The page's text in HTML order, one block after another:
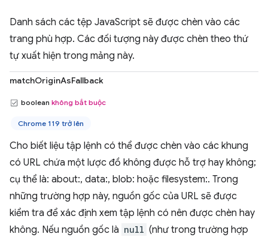
Danh sách các tệp JavaScript sẽ được chèn vào các
trang phù hợp. Các đối tượng này được chèn theo thứ
tự xuất hiện trong mảng này.
matchOriginAsFallback
boolean không bắt buộc
Chrome 119 trở lên
Cho biết liệu tập lệnh có thể được chèn vào các khung
có URL chứa một lược đồ không được hỗ trợ hay không;
cụ thể là: about:, data:, blob: hoặc filesystem:. Trong
những trường hợp này, nguồn gốc của URL sẽ được
kiểm tra để xác định xem tập lệnh có nên được chèn hay
không. Nếu nguồn gốc là null (như trong trường hợp